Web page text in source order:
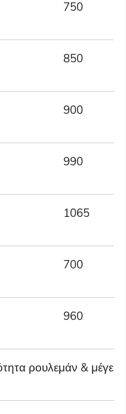
750
850
900
990
1065
700
960
ρουλεμάν &